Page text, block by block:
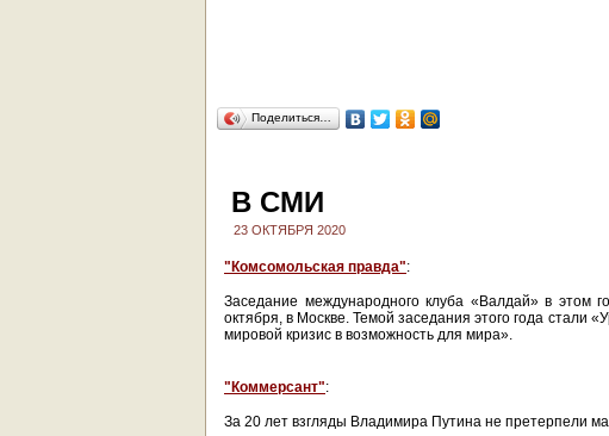
Поделиться…
В СМИ
23 ОКТЯБРЯ 2020
"Комсомольская правда":
Заседание международного клуба «Валдай» в этом
октября, в Москве. Темой заседания этого года стали
мировой кризис в возможность для мира».
"Коммерсант":
За 20 лет взгляды Владимира Путина не претерпели